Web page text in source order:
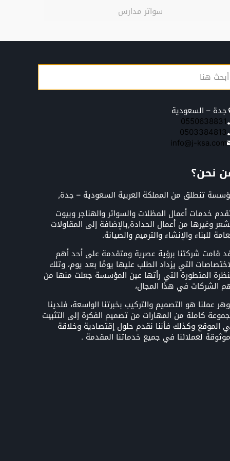
سواتر مدارس
جدة – السعودية
0550638831
0503384813
info@j-ksa.com
نحن؟
تنطلق من المملكة العربية السعودية – جدة,
خدمات أعمال المظلات والسواتر والهناجر وبيوت
وغيرها من أعمال الحدادة,بالإضافة إلى المقاولات
للبناء والإنشاء والترميم والصيانة.
قامت شركتنا برؤية عصرية ومتقدمة على أحد أهم
التي يزداد الطلب عليها يومًا بعد يوم، وتلك
المتطورة التي رأتها عين المؤسسة جعلت منها من
الشركات في هذا المجال،
عملنا هو التصميم والتركيب بخبرتنا الواسعة، فلدينا
كاملة من المهارات من تصميم الفكرة إلى التثبيت
الموقع وكذلك فأننا نقدم حلول إقتصادية وخلاقة
لعملائنا في جميع خدماتنا المقدمة .